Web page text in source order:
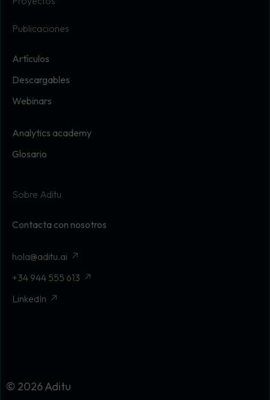
Publicaciones
Artículos
Descargables
Webinars
Analytics academy
Glosario
Sobre Aditu
Contacta con nosotros
hola@aditu.ai
+34 944 555 613
LinkedIn
© 2026 Aditu